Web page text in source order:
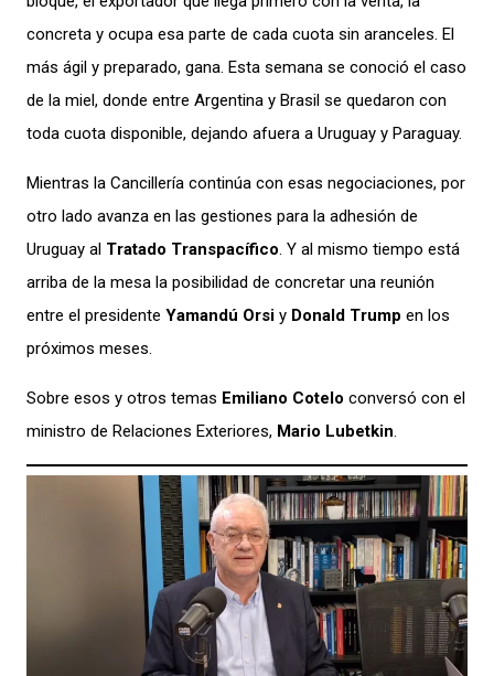
concreta y ocupa esa parte de cada cuota sin aranceles. El
más ágil y preparado, gana. Esta semana se conoció el caso
de la miel, donde entre Argentina y Brasil se quedaron con
toda cuota disponible, dejando afuera a Uruguay y Paraguay.
Mientras la Cancillería continúa con esas negociaciones, por
otro lado avanza en las gestiones para la adhesión de
Uruguay al Tratado Transpacífico. Y al mismo tiempo está
arriba de la mesa la posibilidad de concretar una reunión
entre el presidente Yamandú Orsi y Donald Trump en los
próximos meses.
Sobre esos y otros temas Emiliano Cotelo conversó con el
ministro de Relaciones Exteriores, Mario Lubetkin.